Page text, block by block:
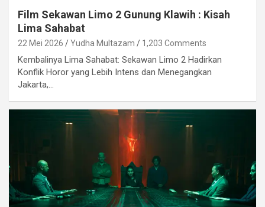
Film Sekawan Limo 2 Gunung Klawih : Kisah
Lima Sahabat
22 Mei 2026 Yudha Multazam 1,203 Comments
Kembalinya Lima Sahabat: Sekawan Limo 2 Hadirkan
Konflik Horor yang Lebih Intens dan Menegangkan
Jakarta,…